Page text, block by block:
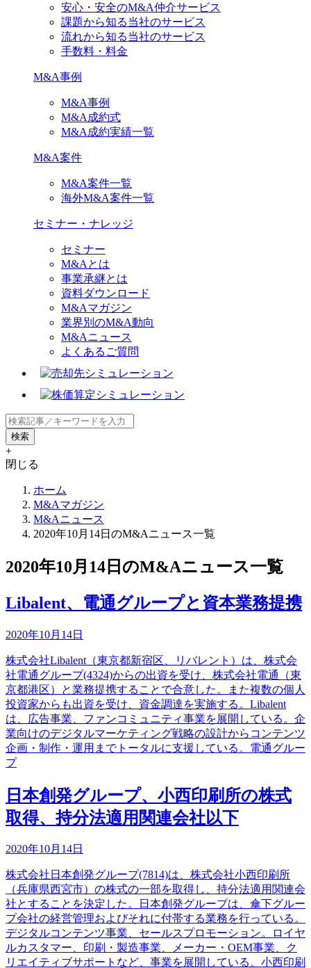
安心・安全のM&A仲介サービス
課題から知る当社のサービス
流れから知る当社のサービス
手数料・料金
M&A事例
M&A事例
M&A成約式
M&A成約実績一覧
M&A案件
M&A案件一覧
海外M&A案件一覧
セミナー・ナレッジ
セミナー
M&Aとは
事業承継とは
資料ダウンロード
M&Aマガジン
業界別のM&A動向
M&Aニュース
よくあるご質問
+
閉じる
ホーム
M&Aマガジン
M&Aニュース
2020年10月14日のM&Aニュース一覧
2020年10月14日のM&Aニュース一覧
Libalent、電通グループと資本業務提携
2020年10月14日
株式会社Libalent（東京都新宿区、リバレント）は、株式会
社電通グループ(4324)からの出資を受け、株式会社電通（東
京都港区）と業務提携することで合意した。また複数の個人
投資家からも出資を受け、資金調達を実施する。Libalent
は、広告事業、ファンコミュニティ事業を展開している。企
業向けのデジタルマーケティング戦略の設計からコンテンツ
企画・制作・運用までトータルに支援している。電通グルー
プ
日本創発グループ、小西印刷所の株式
取得、持分法適用関連会社以下
2020年10月14日
株式会社日本創発グループ(7814)は、株式会社小西印刷所
（兵庫県西宮市）の株式の一部を取得し、持分法適用関連会
社とすることを決定した。日本創発グループは、傘下グルー
プ会社の経営管理およびそれに付帯する業務を行っている。
デジタルコンテンツ事業、セールスプロモーション。ロイヤ
ルカスタマー、印刷・製造事業、メーカー・OEM事業、ク
リエイティブサポートなど、事業を展開している。小西印刷